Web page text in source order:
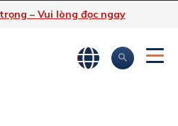
– Vui lòng đọc ngay